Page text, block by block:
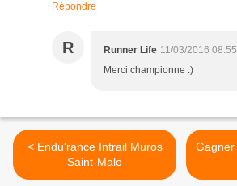
Répondre
R Runner Life 11/03/2016 08:55
Merci championne :)
< Endu'rance Intrail Muros
Saint-Malo